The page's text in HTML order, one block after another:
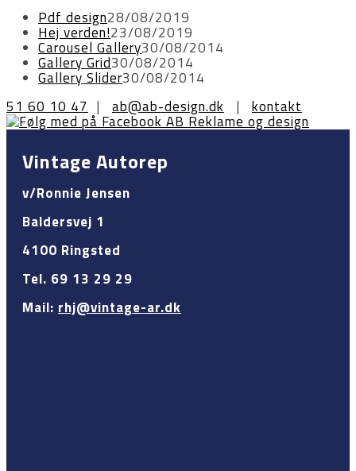
Pdf design28/08/2019
Hej verden!23/08/2019
Carousel Gallery30/08/2014
Gallery Grid30/08/2014
Gallery Slider30/08/2014
51 60 10 47 | ab@ab-design.dk | kontakt
Vintage Autorep
v/Ronnie Jensen
Baldersvej 1
4100 Ringsted
Tel. 69 13 29 29
Mail: rhj@vintage-ar.dk